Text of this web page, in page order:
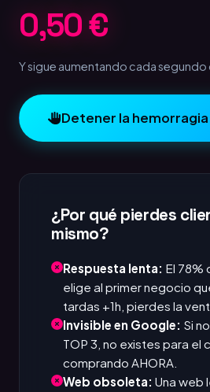
1,00 €
Y sigue aumentando cada segundo
Detener la
¿Por qué pierdes
mismo?
Respuesta lenta: El 78%
elige al primer negocio
tardas +1h, pierdes la
Invisible en Google: Si
TOP 3, no existes para el
comprando AHORA.
Web obsoleta: Una web